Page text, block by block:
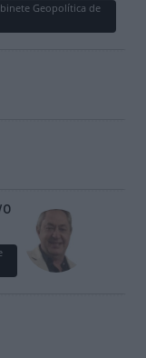
Geopolítica de